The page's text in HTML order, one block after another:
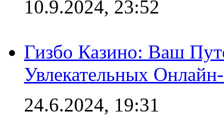
10.9.2024, 23:52
Гизбо Казино: Ваш
Увлекательных
24.6.2024, 19:31